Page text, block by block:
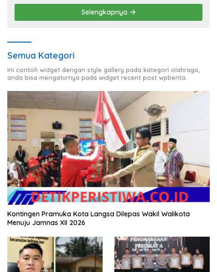
Selengkapnya
Semua Kategori
Ini contoh widget dengan style gallery pada kategori olahraga,
anda bisa mengaturnya pada widget recent post wpberita.
Kontingen Pramuka Kota Langsa Dilepas Wakil Walikota
Menuju Jamnas XII 2026